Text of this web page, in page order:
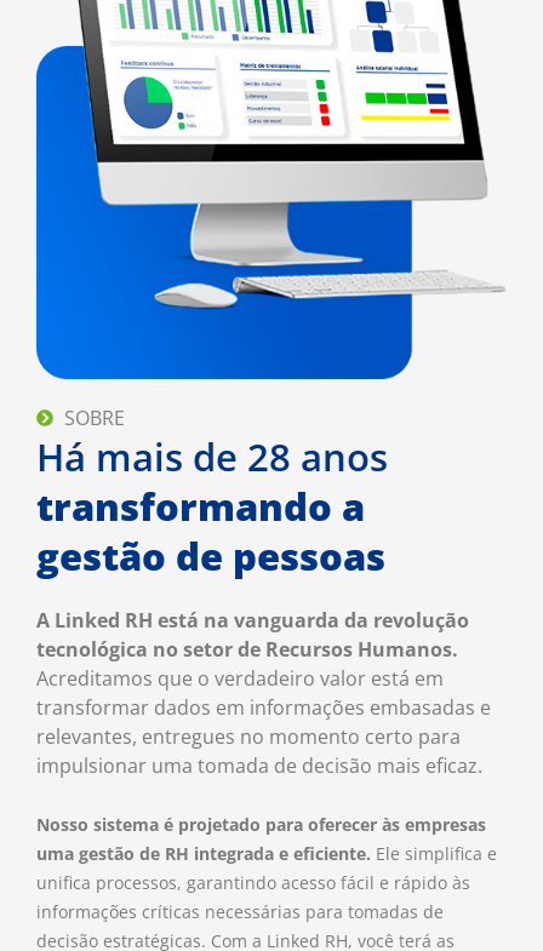
Inteligência artificial
Join RH
Transforme o RH com mais eficiência,
qualidade e decisões assertivas
utilizando a nossa I.A.
Há mais de 28 anos
transformando a
gestão de pessoas
SOBRE
A Linked RH está na vanguarda da revolução
tecnológica no setor de Recursos Humanos.
Acreditamos que o verdadeiro valor está em
transformar dados em informações embasadas e
relevantes, entregues no momento certo para
impulsionar uma tomada de decisão mais eficaz.
Nosso sistema é projetado para oferecer às empresas
uma gestão de RH integrada e eficiente. Ele simplifica e
unifica processos, garantindo acesso fácil e rápido às
informações críticas necessárias para tomadas de
decisão estratégicas. Com a Linked RH, você terá as